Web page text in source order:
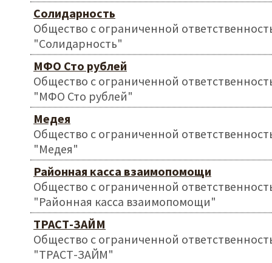
Солидарность
Общество с ограниченной
"Солидарность"
МФО Сто рублей
Общество с ограниченной
"МФО Сто рублей"
Медея
Общество с ограниченной
"Медея"
Районная касса взаимопомощи
Общество с ограниченной
"Районная касса взаимопомощи"
ТРАСТ-ЗАЙМ
Общество с ограниченной
"ТРАСТ-ЗАЙМ"